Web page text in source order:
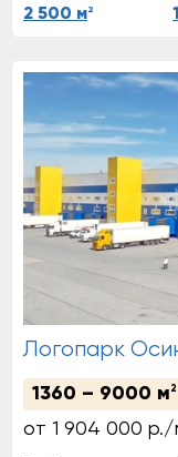
2 500 м2
Логопарк
1360 – 9000 м 2
от 1 904 000